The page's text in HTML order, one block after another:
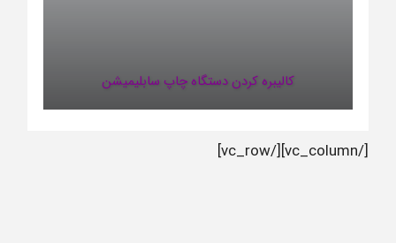
کالیبره کردن دستگاه چاپ سابلیمیشن
[/vc_column][/vc_row]